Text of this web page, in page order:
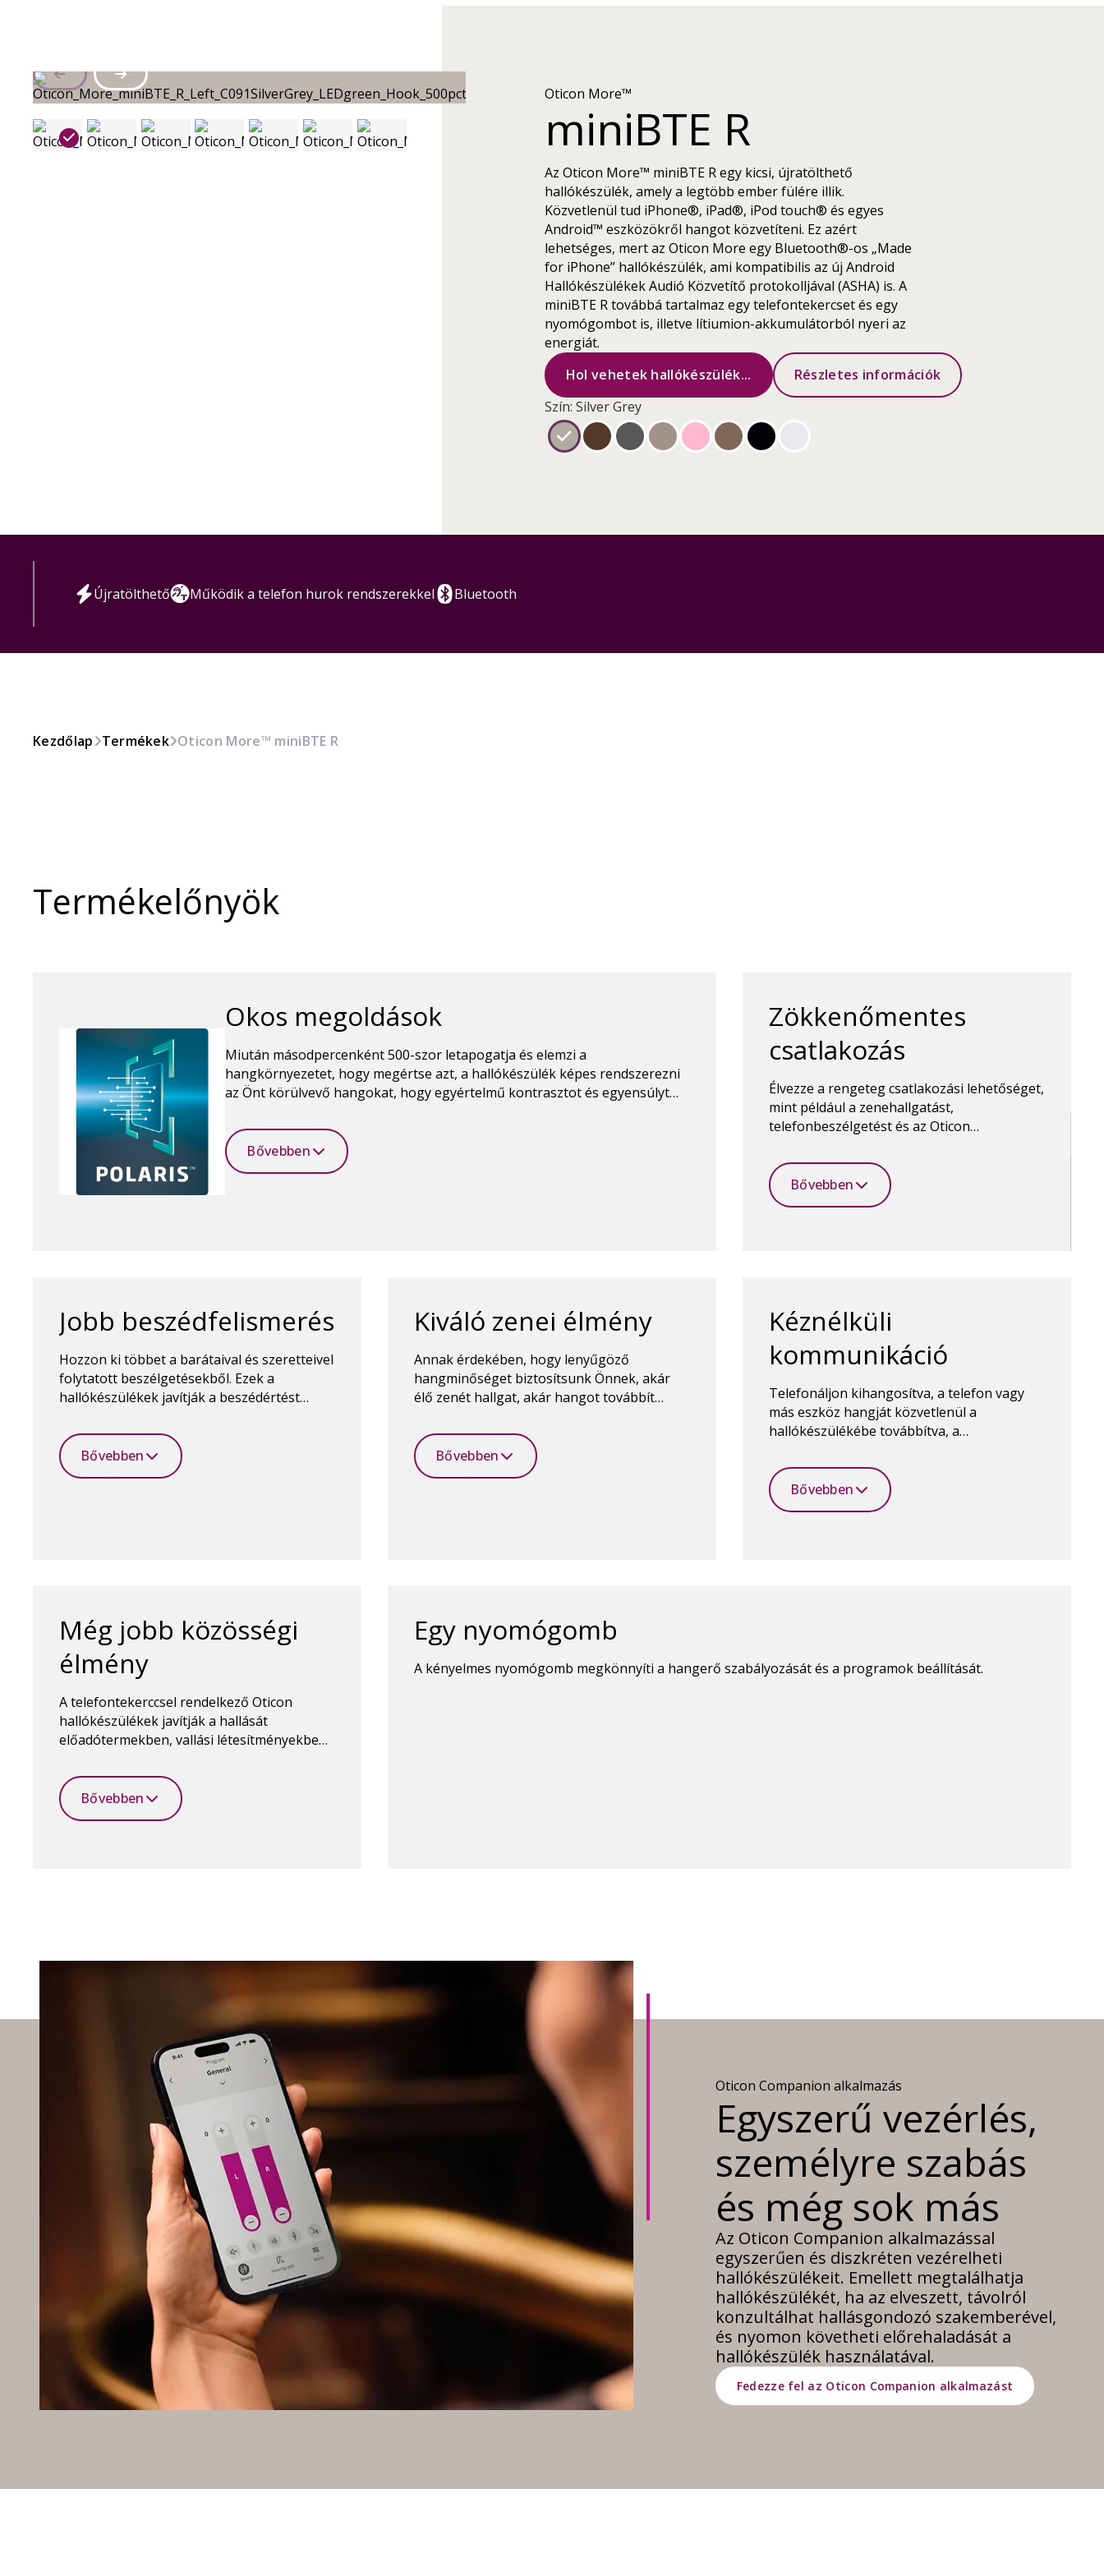
Oticon More™
miniBTE R
Az Oticon More™ miniBTE R egy kicsi, újratölthető
hallókészülék, amely a legtöbb ember fülére illik.
Közvetlenül tud iPhone®, iPad®, iPod touch® és egyes
Android™ eszközökről hangot közvetíteni. Ez azért
lehetséges, mert az Oticon More egy Bluetooth®-os „Made
for iPhone” hallókészülék, ami kompatibilis az új Android
Hallókészülékek Audió Közvetítő protokolljával (ASHA) is. A
miniBTE R továbbá tartalmaz egy telefontekercset és egy
nyomógombot is, illetve lítiumion-akkumulátorból nyeri az
energiát.
Hol vehetek hallókészülék...
Részletes információk
Szín: Silver Grey
Újratölthető Működik a telefon hurok rendszerekkel Bluetooth
Kezdőlap Termékek Oticon More™ miniBTE R
Termékelőnyök
Okos megoldások
Miután másodpercenként 500-szor letapogatja és elemzi a
hangkörnyezetet, hogy megértse azt, a hallókészülék képes rendszerezni
az Önt körülvevő hangokat, hogy egyértelmű kontrasztot és egyensúlyt
Bővebben
Zökkenőmentes
csatlakozás
Élvezze a rengeteg csatlakozási lehetőséget,
mint például a zenehallgatást,
telefonbeszélgetést és az Oticon
hallókészülékek vezérléséhez. A Bluetooth
vezeték nélküli technológia mindezt
lehetővé teszi.
Bővebben
Jobb beszédfelismerés
Hozzon ki többet a barátaival és szeretteivel
folytatott beszélgetésekből. Ezek a
hallókészülékek javítják a beszédértést
Bővebben
Kiváló zenei élmény
Annak érdekében, hogy lenyűgöző
hangminőséget biztosítsunk Önnek, akár
élő zenét hallgat, akár hangot továbbít
külön programot, az Oticon MyMusic-ot.
Bővebben
Kéznélküli
kommunikáció
Telefonáljon kihangosítva, a telefon vagy
más eszköz hangját közvetlenül a
hallókészülékébe továbbítva, a
segítségével rögzítve az Ön hangját.
Bővebben
Még jobb közösségi
élmény
A telefontekerccsel rendelkező Oticon
hallókészülékek javítják a hallását
előadótermekben, vallási létesítményekben,
más nyilvános helyen, ahol indukciós
hurokrendszer van.
Bővebben
Egy nyomógomb
A kényelmes nyomógomb megkönnyíti a hangerő szabályozását és a programok beállítását.
Oticon Companion alkalmazás
Egyszerű vezérlés,
személyre szabás
és még sok más
Az Oticon Companion alkalmazással
egyszerűen és diszkréten vezérelheti
hallókészülékeit. Emellett megtalálhatja
hallókészülékét, ha az elveszett, távolról
konzultálhat hallásgondozó szakemberével,
és nyomon követheti előrehaladását a
hallókészülék használatával.
Fedezze fel az Oticon Companion alkalmazást